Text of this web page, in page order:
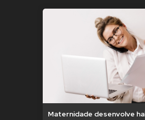
Maternidade desenvolve